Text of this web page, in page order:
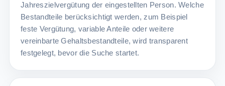
Jahreszielvergütung der eingestellten Person. Welche
Bestandteile berücksichtigt werden, zum Beispiel
feste Vergütung, variable Anteile oder weitere
vereinbarte Gehaltsbestandteile, wird transparent
festgelegt, bevor die Suche startet.